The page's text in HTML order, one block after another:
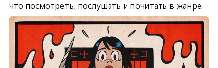
что посмотреть, послушать и почитать в жанре.